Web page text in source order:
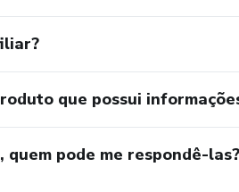
que possui
pode me respondê-las?